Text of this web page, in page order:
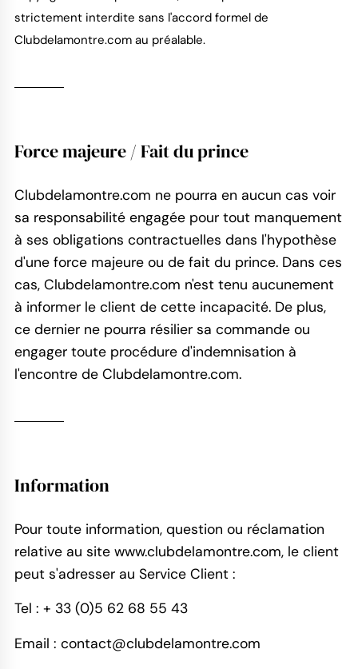
strictement interdite sans l'accord formel de
Clubdelamontre.com au préalable.
Force majeure / Fait du prince
Clubdelamontre.com ne pourra en aucun cas voir
sa responsabilité engagée pour tout manquement
à ses obligations contractuelles dans l'hypothèse
d'une force majeure ou de fait du prince. Dans ces
cas, Clubdelamontre.com n'est tenu aucunement
à informer le client de cette incapacité. De plus,
ce dernier ne pourra résilier sa commande ou
engager toute procédure d'indemnisation à
l'encontre de Clubdelamontre.com.
Information
Pour toute information, question ou réclamation
relative au site www.clubdelamontre.com, le client
peut s'adresser au Service Client :
Tel : + 33 (0)5 62 68 55 43
Email : contact@clubdelamontre.com